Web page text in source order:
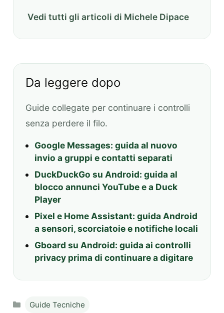
Vedi tutti gli articoli di Michele Dipace
Da leggere dopo
Guide collegate per continuare i controlli
senza perdere il filo.
Google Messages: guida al nuovo
invio a gruppi e contatti separati
DuckDuckGo su Android: guida al
blocco annunci YouTube e a Duck
Player
Pixel e Home Assistant: guida Android
a sensori, scorciatoie e notifiche locali
Gboard su Android: guida ai controlli
privacy prima di continuare a digitare
Categories
Guide Tecniche